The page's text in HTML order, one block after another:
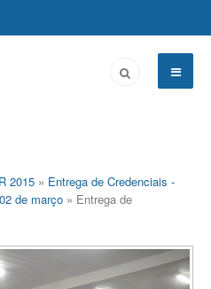
2015 » Entrega de Credenciais -
de março » Entrega de